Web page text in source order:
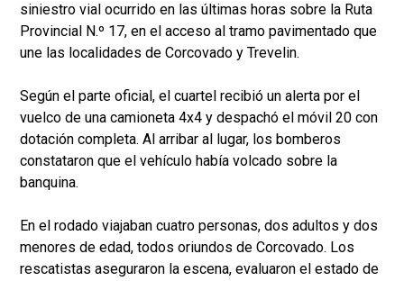
siniestro vial ocurrido en las últimas horas sobre la Ruta
Provincial N.º 17, en el acceso al tramo pavimentado que
une las localidades de Corcovado y Trevelin.
Según el parte oficial, el cuartel recibió un alerta por el
vuelco de una camioneta 4x4 y despachó el móvil 20 con
dotación completa. Al arribar al lugar, los bomberos
constataron que el vehículo había volcado sobre la
banquina.
En el rodado viajaban cuatro personas, dos adultos y dos
menores de edad, todos oriundos de Corcovado. Los
rescatistas aseguraron la escena, evaluaron el estado de